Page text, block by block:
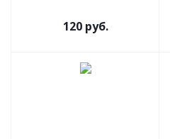
120 руб.